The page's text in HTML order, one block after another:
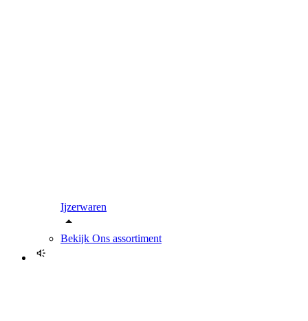
Ijzerwaren
Bekijk Ons assortiment